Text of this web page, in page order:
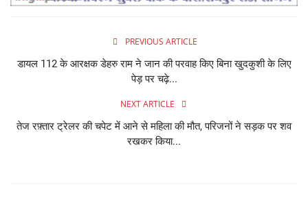
PREVIOUS ARTICLE
डायल 112 के आरक्षक डेहरु राम ने जान की परवाह किए बिना खुदकुशी के लिए
पेड़ पर चढ़े...
NEXT ARTICLE
तेज रफ़्तार ट्रेलर की चपेट में आने से महिला की मौत, परिजनों ने सड़क पर शव
रखकर किया...